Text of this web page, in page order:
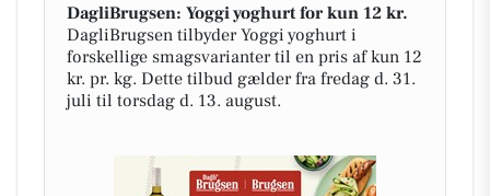
DagliBrugsen: Yoggi yoghurt for kun 12 kr.
DagliBrugsen tilbyder Yoggi yoghurt i
forskellige smagsvarianter til en pris af kun 12
kr. pr. kg. Dette tilbud gælder fra fredag d. 31.
juli til torsdag d. 13. august.